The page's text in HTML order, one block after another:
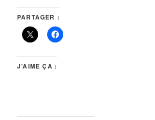
PARTAGER :
J’AIME ÇA :